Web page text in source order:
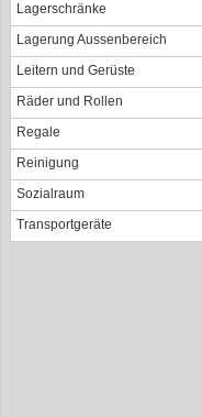
Lagerschränke
Lagerung Aussenbereich
Leitern und Gerüste
Räder und Rollen
Regale
Reinigung
Sozialraum
Transportgeräte